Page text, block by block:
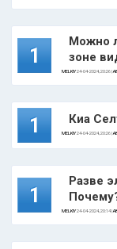
1
Можно
зоне
MELKIY24-04-2024, 20:26 |
1 Киа
MELKIY24-04-2024, 20:26 |
1
Разве
MELKIY24-04-2024, 20:14 |